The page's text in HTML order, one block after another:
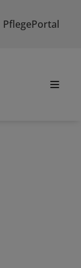
PflegePortal